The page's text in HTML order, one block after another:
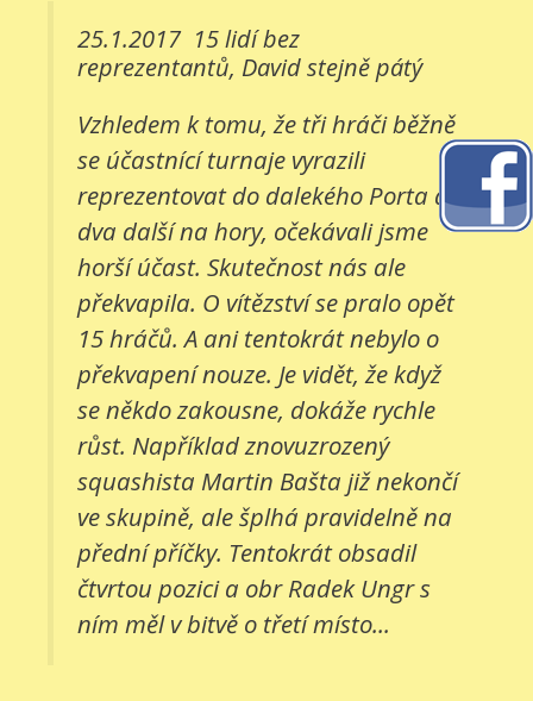
25.1.2017 15 lidí bez
reprezentantů, David stejně pátý
Vzhledem k tomu, že tři hráči běžně
se účastnící turnaje vyrazili
reprezentovat do dalekého Porta a
dva další na hory, očekávali jsme
horší účast. Skutečnost nás ale
překvapila. O vítězství se pralo opět
15 hráčů. A ani tentokrát nebylo o
překvapení nouze. Je vidět, že když
se někdo zakousne, dokáže rychle
růst. Například znovuzrozený
squashista Martin Bašta již nekončí
ve skupině, ale šplhá pravidelně na
přední příčky. Tentokrát obsadil
čtvrtou pozici a obr Radek Ungr s
ním měl v bitvě o třetí místo...